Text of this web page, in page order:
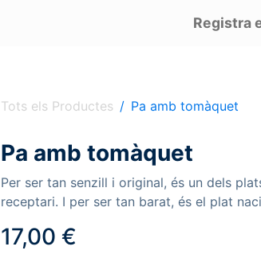
Registra
Tots els Productes Pa amb tomàquet
Pa amb tomàquet
Per ser tan senzill i original, és un dels
receptari. I per ser tan barat, és el plat
17,00 €